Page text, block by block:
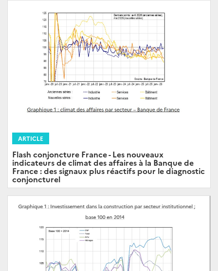
ARTICLE
Flash conjoncture France - Les nouveaux
indicateurs de climat des affaires à la Banque de
France : des signaux plus réactifs pour le diagnostic
conjoncturel